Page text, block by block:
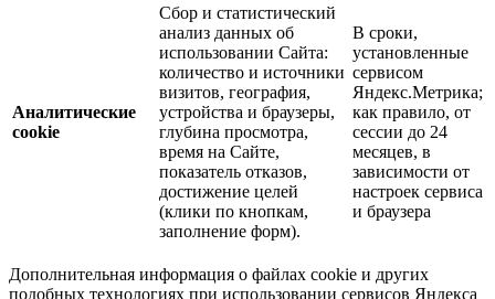
Аналитические
cookie
Сбор и статистический
анализ данных об
использовании Сайта:
количество и источники
визитов, география,
устройства и браузеры,
глубина просмотра,
время на Сайте,
показатель отказов,
достижение целей
(клики по кнопкам,
заполнение форм).
В сроки,
установленные
сервисом
Яндекс.Метрика;
как правило, от
сессии до 24
месяцев, в
зависимости от
настроек сервиса
и браузера
Дополнительная информация о файлах cookie и других
подобных технологиях при использовании сервисов Яндекса